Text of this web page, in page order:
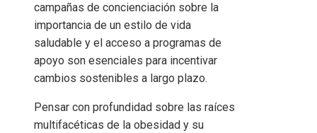
campañas de concienciación sobre la
importancia de un estilo de vida
saludable y el acceso a programas de
apoyo son esenciales para incentivar
cambios sostenibles a largo plazo.
Pensar con profundidad sobre las raíces
multifacéticas de la obesidad y su